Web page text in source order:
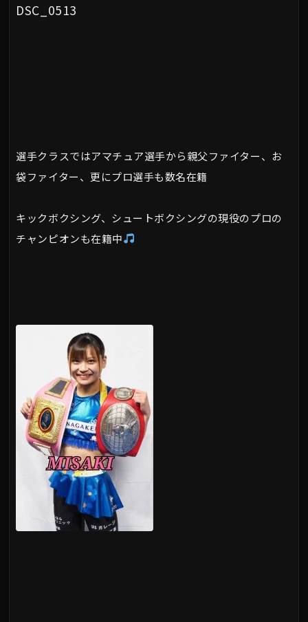
DSC_0513
選手クラスではアマチュア選手から親父ファイター、お
袋ファイター、更にプロ選手も数名在籍
キックボクシング、シュートボクシングの現役のプロの
チャンピオンも在籍中